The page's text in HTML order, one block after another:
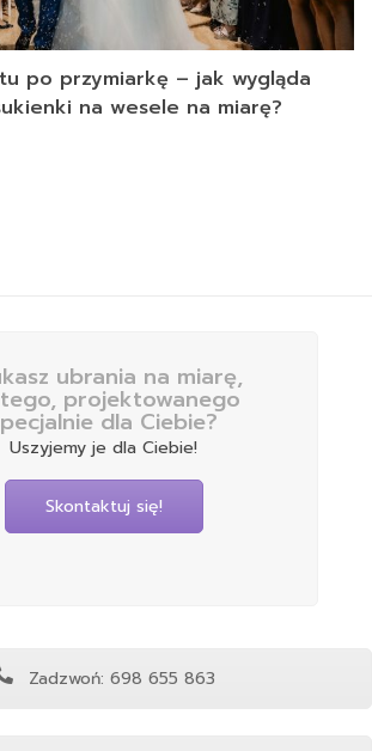
po przymiarkę – jak wygląda
na wesele na miarę?
ubrania na miarę,
projektowanego
dla Ciebie?
Uszyjemy je dla Ciebie!
Skontaktuj się!
Zadzwoń: 698 655 863